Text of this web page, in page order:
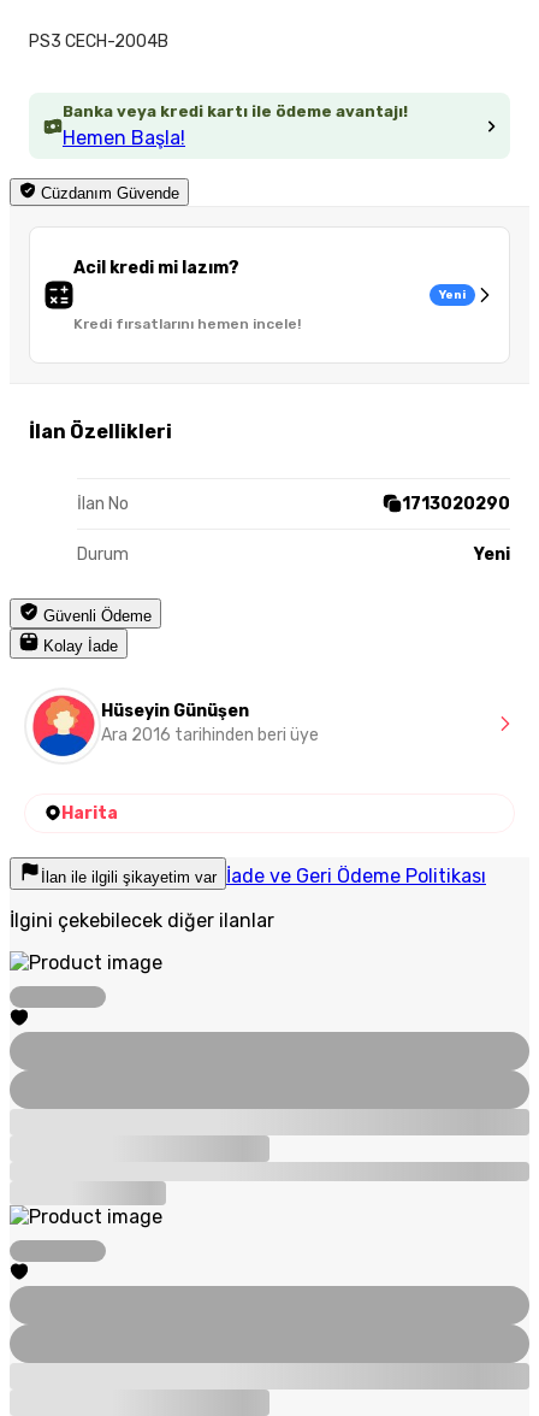
Banka veya kredi kartı ile ödeme avantajı!
Hemen Başla!
Cüzdanım Güvende
Acil kredi mi lazım?
Kredi fırsatlarını hemen incele!
Yeni
İlan Özellikleri
İlan No 1713020290
Durum Yeni
Güvenli Ödeme
Kolay İade
PS3 CECH-2004B
Hüseyin Günüşen
Ara 2016 tarihinden beri üye
Harita
İlan ile ilgili şikayetim var İade ve Geri Ödeme Politikası
İlgini çekebilecek diğer ilanlar